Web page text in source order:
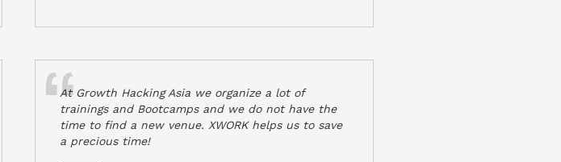
At Growth Hacking Asia we organize a lot of
trainings and Bootcamps and we do not have the
time to find a new venue. XWORK helps us to save
a precious time!